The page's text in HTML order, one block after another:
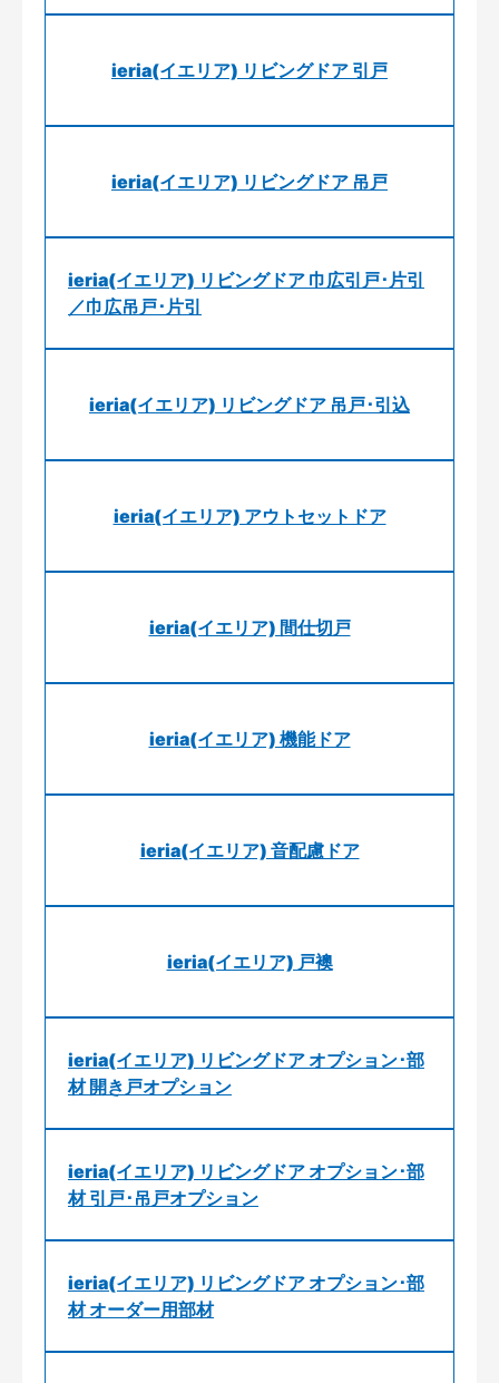
ieria(イエリア) リビングドア 引戸
ieria(イエリア) リビングドア 吊戸
ieria(イエリア) リビングドア 巾広引戸･片引
／巾広吊戸･片引
ieria(イエリア) リビングドア 吊戸･引込
ieria(イエリア) アウトセットドア
ieria(イエリア) 間仕切戸
ieria(イエリア) 機能ドア
ieria(イエリア) 音配慮ドア
ieria(イエリア) 戸襖
ieria(イエリア) リビングドア オプション･部
材 開き戸オプション
ieria(イエリア) リビングドア オプション･部
材 引戸･吊戸オプション
ieria(イエリア) リビングドア オプション･部
材 オーダー用部材